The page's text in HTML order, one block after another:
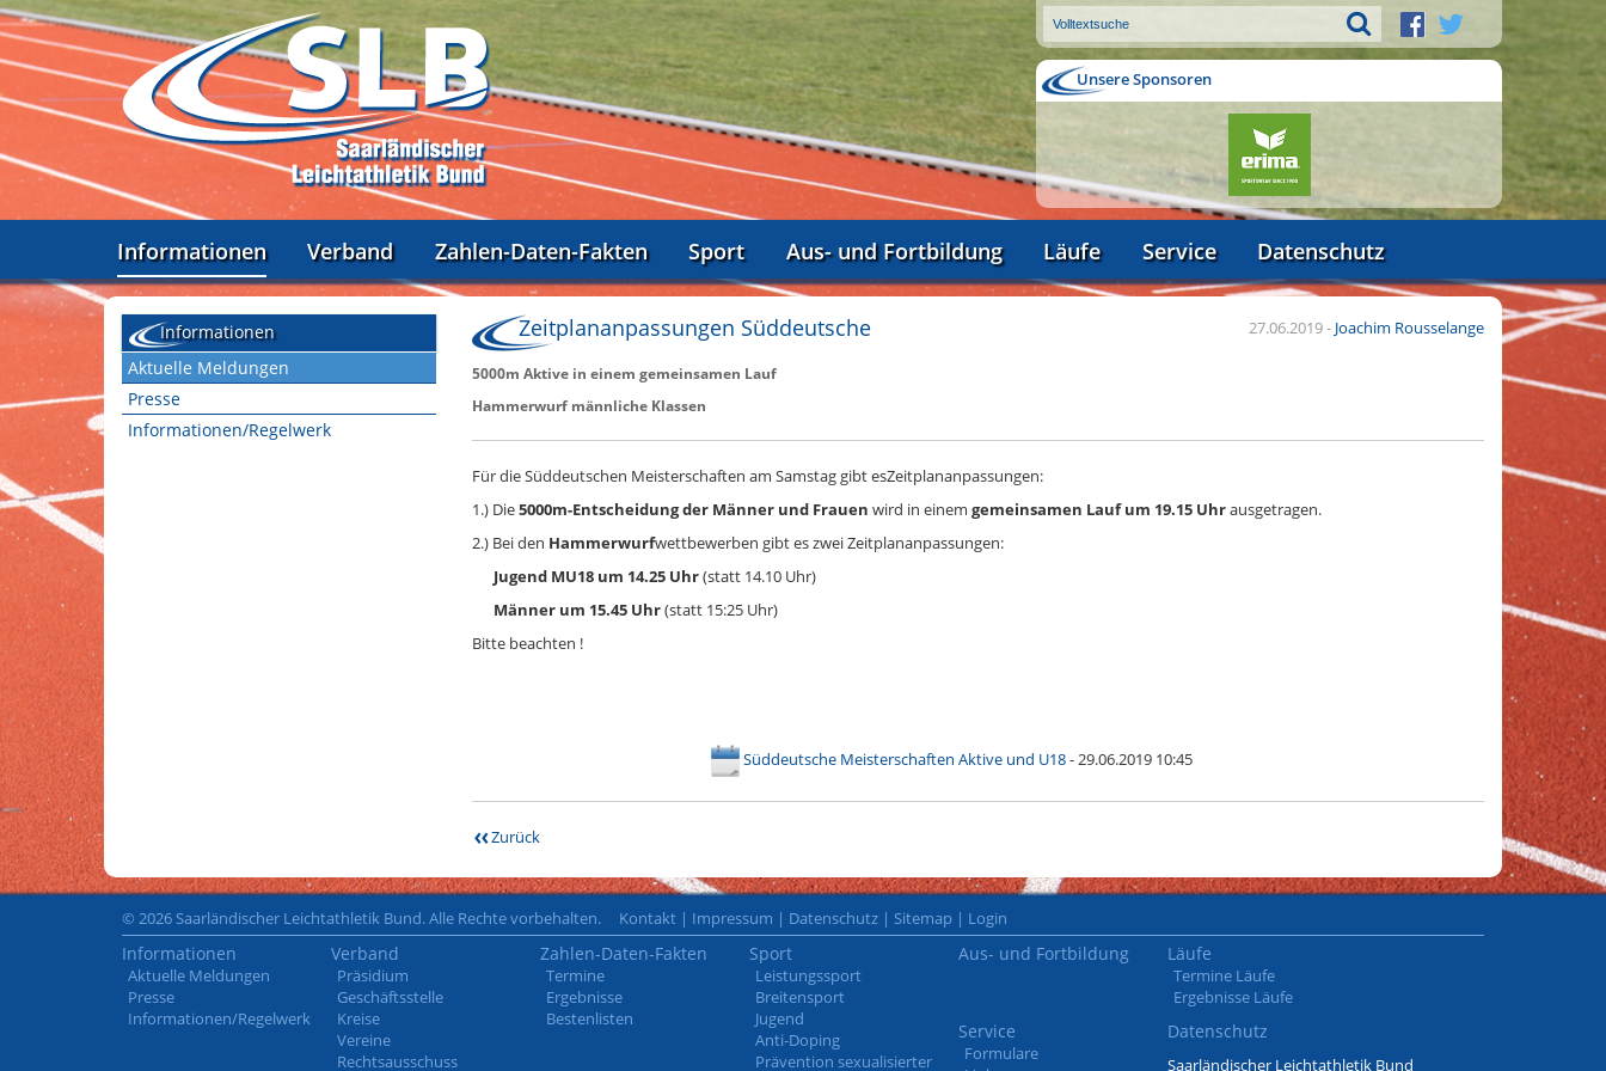
Unsere Sponsoren
Informationen Verband Zahlen-Daten-Fakten Sport Aus- und Fortbildung Läufe Service Datenschutz
Informationen
Aktuelle Meldungen
Presse
Informationen/Regelwerk
27.06.2019- Joachim Rousselange
Zeitplananpassungen Süddeutsche
5000m Aktive in einem gemeinsamen Lauf
Hammerwurf männliche Klassen
Für die Süddeutschen Meisterschaften am Samstag gibt esZeitplananpassungen:
1.) Die5000m-Entscheidung der Männer und Frauen wird in einem gemeinsamen Lauf um 19.15 Uhrausgetragen.
2.) Bei den Hammerwurfwettbewerben gibt es zwei Zeitplananpassungen:
Jugend MU18 um 14.25 Uhr(statt 14.10 Uhr)
Männer um 15.45 Uhr(statt 15:25 Uhr)
Bitte beachten !
Süddeutsche Meisterschaften Aktive und U18- 29.06.2019 10:45
Zurück
© 2026 Saarländischer Leichtathletik Bund. Alle Rechte vorbehalten. Kontakt | Impressum | Datenschutz | Sitemap | Login
Informationen
Aktuelle Meldungen
Presse
Informationen/Regelwerk
Verband
Präsidium
Geschäftsstelle
Kreise
Vereine
Rechtsausschuss
Zahlen-Daten-Fakten
Termine
Ergebnisse
Bestenlisten
Sport
Leistungssport
Breitensport
Jugend
Anti-Doping
Prävention sexualisierter
Aus- und Fortbildung Läufe
Termine Läufe
Ergebnisse Läufe
Service
Formulare
Datenschutz
Saarländischer Leichtathletik Bund